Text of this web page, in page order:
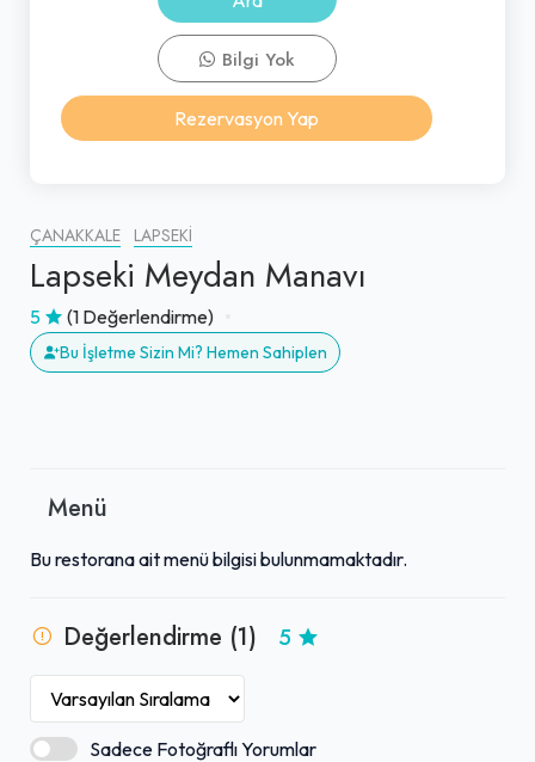
ÇANAKKALE LAPSEKI
Lapseki Meydan Manavı
5 (1 Değerlendirme)
Bu İşletme Sizin Mi? Hemen Sahiplen
Menü
Bu restorana ait menü bilgisi bulunmamaktadır.
Değerlendirme (1) 5
Sadece Fotoğraflı Yorumlar
Bilgi Yok
Rezervasyon Yap